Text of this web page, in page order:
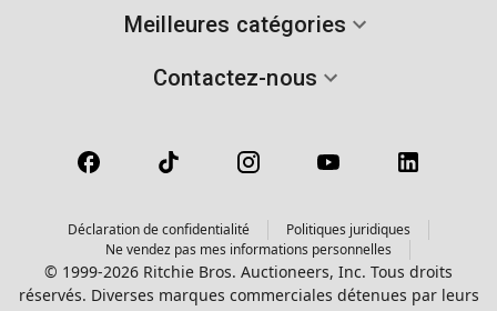
Meilleures catégories
Contactez-nous
Déclaration de confidentialité
Politiques juridiques
Ne vendez pas mes informations personnelles
© 1999-2026 Ritchie Bros. Auctioneers, Inc. Tous droits
réservés. Diverses marques commerciales détenues par leurs